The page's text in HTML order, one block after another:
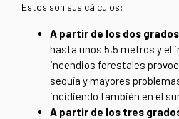
Estos son sus cálculos:
A partir de los dos
hasta unos 5,5 metros y el
incendios forestales
sequía y mayores
incidiendo también en el
A partir de los tres